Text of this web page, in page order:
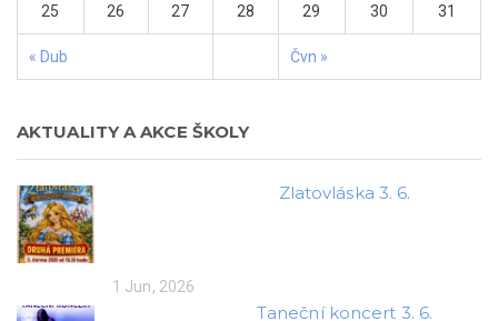
« Dub Čvn »
25 26 27 28 29 30 31
AKTUALITY A AKCE ŠKOLY
Zlatovláska 3. 6.
1 Jun, 2026
Taneční koncert 3. 6.